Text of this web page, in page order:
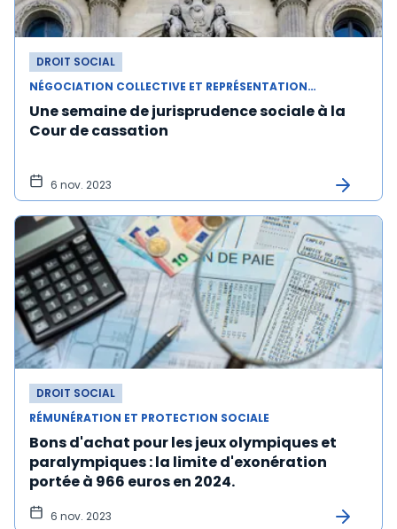
DROIT SOCIAL
NÉGOCIATION COLLECTIVE ET REPRÉSENTATION DU PERSONNEL
Une semaine de jurisprudence sociale à la
Cour de cassation
6 nov. 2023
DROIT SOCIAL
RÉMUNÉRATION ET PROTECTION SOCIALE
Bons d'achat pour les jeux olympiques et
paralympiques : la limite d'exonération
portée à 966 euros en 2024.
6 nov. 2023